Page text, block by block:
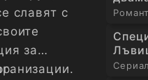
славят с
за